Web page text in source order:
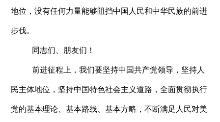
地位，没有任何力量能够阻挡中国人民和中华民族的前进
步伐。
同志们、朋友们！
前进征程上，我们要坚持中国共产党领导，坚持人
民主体地位，坚持中国特色社会主义道路，全面贯彻执行
党的基本理论、基本路线、基本方略，不断满足人民对美